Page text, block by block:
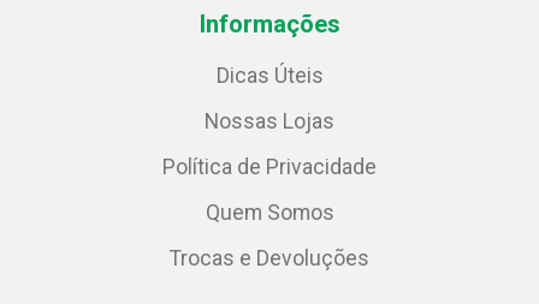
Informações
Dicas Úteis
Nossas Lojas
Política de Privacidade
Quem Somos
Trocas e Devoluções